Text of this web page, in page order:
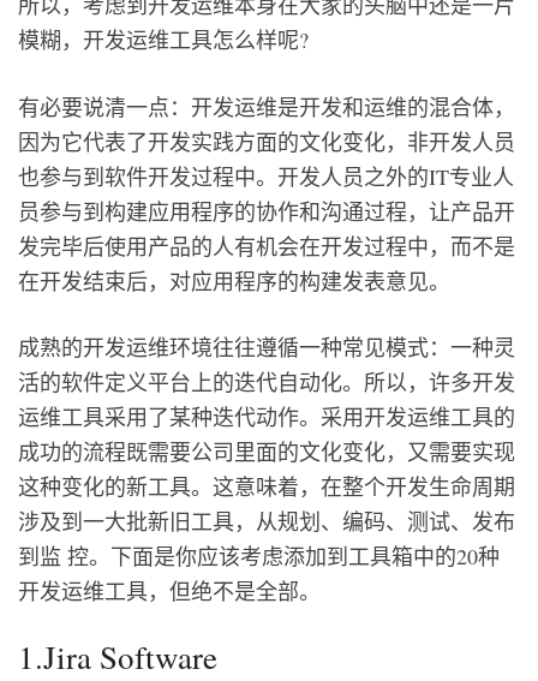
模糊，开发运维工具怎么样呢?
有必要说清一点：开发运维是开发和运维的混合体，
因为它代表了开发实践方面的文化变化，非开发人员
也参与到软件开发过程中。开发人员之外的IT专业人
员参与到构建应用程序的协作和沟通过程，让产品开
发完毕后使用产品的人有机会在开发过程中，而不是
在开发结束后，对应用程序的构建发表意见。
成熟的开发运维环境往往遵循一种常见模式：一种灵
活的软件定义平台上的迭代自动化。所以，许多开发
运维工具采用了某种迭代动作。采用开发运维工具的
成功的流程既需要公司里面的文化变化，又需要实现
这种变化的新工具。这意味着，在整个开发生命周期
涉及到一大批新旧工具，从规划、编码、测试、发布
到监 控。下面是你应该考虑添加到工具箱中的20种
开发运维工具，但绝不是全部。
1.Jira Software